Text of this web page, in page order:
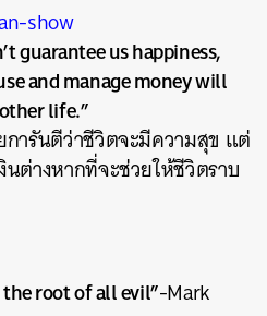
show
guarantee us happiness,
and manage money will
life.”
การันตีว่าชีวิตจะมีความสุข แต่
นต่างหากที่จะช่วยให้ชีวิตราบ
root of all evil”-Mark